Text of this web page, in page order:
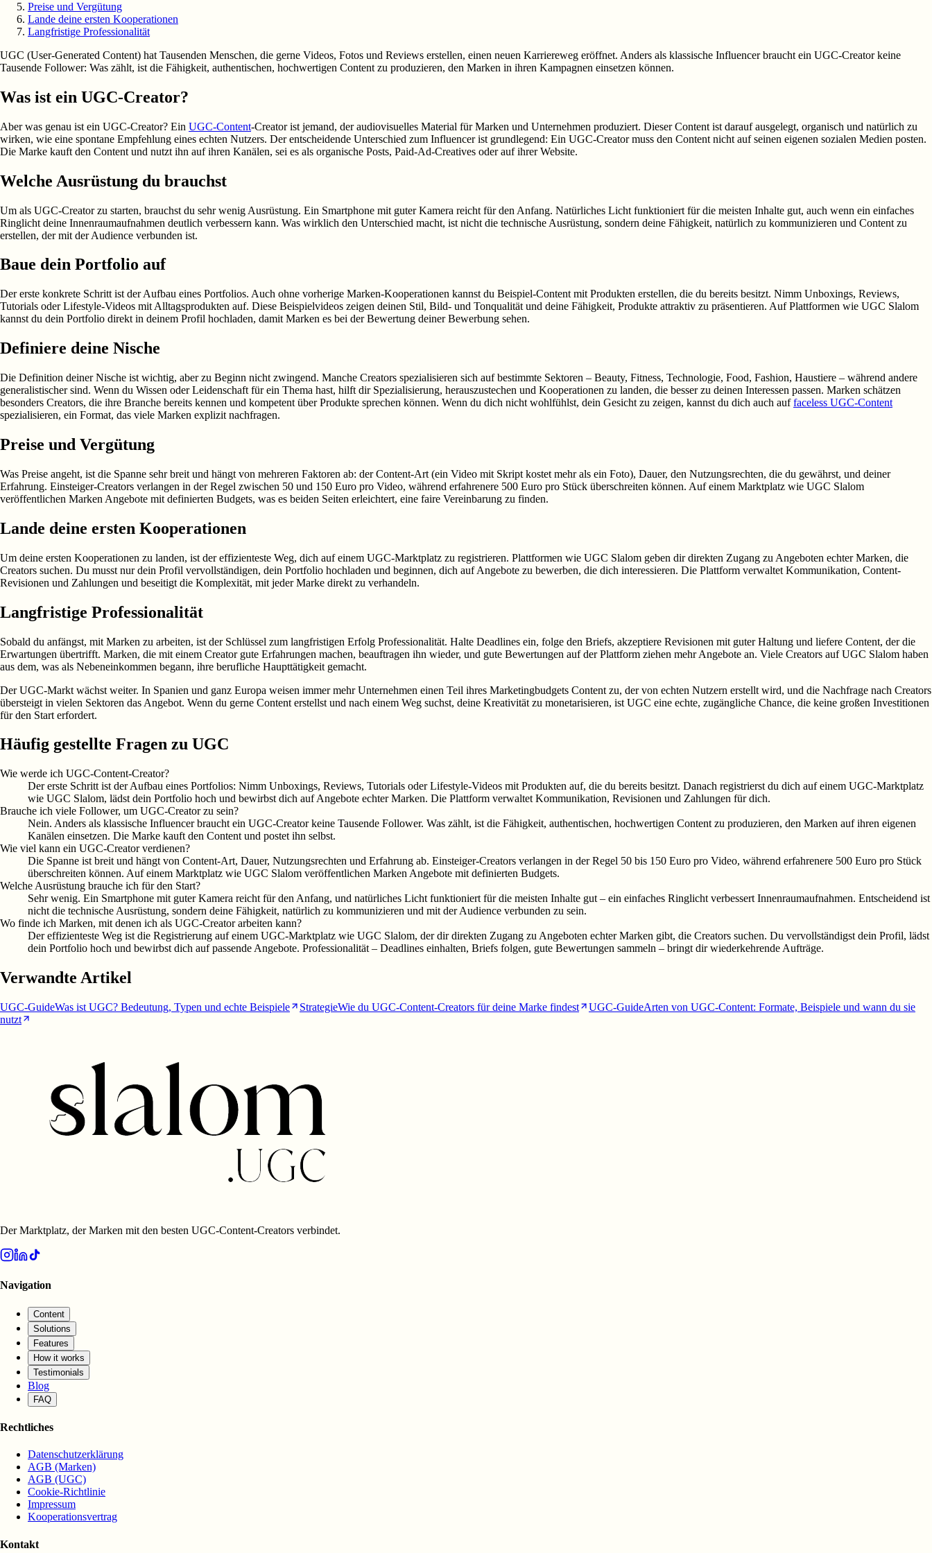
Preise und Vergütung
Lande deine ersten Kooperationen
Langfristige Professionalität
UGC (User-Generated Content) hat Tausenden Menschen, die gerne Videos, Fotos und Reviews erstellen, einen neuen Karriereweg eröffnet. Anders als klassische Influencer braucht ein UGC-Creator keine
Tausende Follower: Was zählt, ist die Fähigkeit, authentischen, hochwertigen Content zu produzieren, den Marken in ihren Kampagnen einsetzen können.
Was ist ein UGC-Creator?
Aber was genau ist ein UGC-Creator? Ein UGC-Content-Creator ist jemand, der audiovisuelles Material für Marken und Unternehmen produziert. Dieser Content ist darauf ausgelegt, organisch und natürlich zu
wirken, wie eine spontane Empfehlung eines echten Nutzers. Der entscheidende Unterschied zum Influencer ist grundlegend: Ein UGC-Creator muss den Content nicht auf seinen eigenen sozialen Medien posten.
Die Marke kauft den Content und nutzt ihn auf ihren Kanälen, sei es als organische Posts, Paid-Ad-Creatives oder auf ihrer Website.
Welche Ausrüstung du brauchst
Um als UGC-Creator zu starten, brauchst du sehr wenig Ausrüstung. Ein Smartphone mit guter Kamera reicht für den Anfang. Natürliches Licht funktioniert für die meisten Inhalte gut, auch wenn ein einfaches
Ringlicht deine Innenraumaufnahmen deutlich verbessern kann. Was wirklich den Unterschied macht, ist nicht die technische Ausrüstung, sondern deine Fähigkeit, natürlich zu kommunizieren und Content zu
erstellen, der mit der Audience verbunden ist.
Baue dein Portfolio auf
Der erste konkrete Schritt ist der Aufbau eines Portfolios. Auch ohne vorherige Marken-Kooperationen kannst du Beispiel-Content mit Produkten erstellen, die du bereits besitzt. Nimm Unboxings, Reviews,
Tutorials oder Lifestyle-Videos mit Alltagsprodukten auf. Diese Beispielvideos zeigen deinen Stil, Bild- und Tonqualität und deine Fähigkeit, Produkte attraktiv zu präsentieren. Auf Plattformen wie UGC Slalom
kannst du dein Portfolio direkt in deinem Profil hochladen, damit Marken es bei der Bewertung deiner Bewerbung sehen.
Definiere deine Nische
Die Definition deiner Nische ist wichtig, aber zu Beginn nicht zwingend. Manche Creators spezialisieren sich auf bestimmte Sektoren – Beauty, Fitness, Technologie, Food, Fashion, Haustiere – während andere
generalistischer sind. Wenn du Wissen oder Leidenschaft für ein Thema hast, hilft dir Spezialisierung, herauszustechen und Kooperationen zu landen, die besser zu deinen Interessen passen. Marken schätzen
besonders Creators, die ihre Branche bereits kennen und kompetent über Produkte sprechen können. Wenn du dich nicht wohlfühlst, dein Gesicht zu zeigen, kannst du dich auch auffaceless UGC-Content
spezialisieren, ein Format, das viele Marken explizit nachfragen.
Preise und Vergütung
Was Preise angeht, ist die Spanne sehr breit und hängt von mehreren Faktoren ab: der Content-Art (ein Video mit Skript kostet mehr als ein Foto), Dauer, den Nutzungsrechten, die du gewährst, und deiner
Erfahrung. Einsteiger-Creators verlangen in der Regel zwischen 50 und 150 Euro pro Video, während erfahrenere 500 Euro pro Stück überschreiten können. Auf einem Marktplatz wie UGC Slalom
veröffentlichen Marken Angebote mit definierten Budgets, was es beiden Seiten erleichtert, eine faire Vereinbarung zu finden.
Lande deine ersten Kooperationen
Um deine ersten Kooperationen zu landen, ist der effizienteste Weg, dich auf einem UGC-Marktplatz zu registrieren. Plattformen wie UGC Slalom geben dir direkten Zugang zu Angeboten echter Marken, die
Creators suchen. Du musst nur dein Profil vervollständigen, dein Portfolio hochladen und beginnen, dich auf Angebote zu bewerben, die dich interessieren. Die Plattform verwaltet Kommunikation, Content-
Revisionen und Zahlungen und beseitigt die Komplexität, mit jeder Marke direkt zu verhandeln.
Langfristige Professionalität
Sobald du anfängst, mit Marken zu arbeiten, ist der Schlüssel zum langfristigen Erfolg Professionalität. Halte Deadlines ein, folge den Briefs, akzeptiere Revisionen mit guter Haltung und liefere Content, der die
Erwartungen übertrifft. Marken, die mit einem Creator gute Erfahrungen machen, beauftragen ihn wieder, und gute Bewertungen auf der Plattform ziehen mehr Angebote an. Viele Creators auf UGC Slalom haben
aus dem, was als Nebeneinkommen begann, ihre berufliche Haupttätigkeit gemacht.
Der UGC-Markt wächst weiter. In Spanien und ganz Europa weisen immer mehr Unternehmen einen Teil ihres Marketingbudgets Content zu, der von echten Nutzern erstellt wird, und die Nachfrage nach Creators
übersteigt in vielen Sektoren das Angebot. Wenn du gerne Content erstellst und nach einem Weg suchst, deine Kreativität zu monetarisieren, ist UGC eine echte, zugängliche Chance, die keine großen Investitionen
für den Start erfordert.
Häufig gestellte Fragen zu UGC
Wie werde ich UGC-Content-Creator?
Der erste Schritt ist der Aufbau eines Portfolios: Nimm Unboxings, Reviews, Tutorials oder Lifestyle-Videos mit Produkten auf, die du bereits besitzt. Danach registrierst du dich auf einem UGC-Marktplatz
wie UGC Slalom, lädst dein Portfolio hoch und bewirbst dich auf Angebote echter Marken. Die Plattform verwaltet Kommunikation, Revisionen und Zahlungen für dich.
Brauche ich viele Follower, um UGC-Creator zu sein?
Nein. Anders als klassische Influencer braucht ein UGC-Creator keine Tausende Follower. Was zählt, ist die Fähigkeit, authentischen, hochwertigen Content zu produzieren, den Marken auf ihren eigenen
Kanälen einsetzen. Die Marke kauft den Content und postet ihn selbst.
Wie viel kann ein UGC-Creator verdienen?
Die Spanne ist breit und hängt von Content-Art, Dauer, Nutzungsrechten und Erfahrung ab. Einsteiger-Creators verlangen in der Regel 50 bis 150 Euro pro Video, während erfahrenere 500 Euro pro Stück
überschreiten können. Auf einem Marktplatz wie UGC Slalom veröffentlichen Marken Angebote mit definierten Budgets.
Welche Ausrüstung brauche ich für den Start?
Sehr wenig. Ein Smartphone mit guter Kamera reicht für den Anfang, und natürliches Licht funktioniert für die meisten Inhalte gut – ein einfaches Ringlicht verbessert Innenraumaufnahmen. Entscheidend ist
nicht die technische Ausrüstung, sondern deine Fähigkeit, natürlich zu kommunizieren und mit der Audience verbunden zu sein.
Wo finde ich Marken, mit denen ich als UGC-Creator arbeiten kann?
Der effizienteste Weg ist die Registrierung auf einem UGC-Marktplatz wie UGC Slalom, der dir direkten Zugang zu Angeboten echter Marken gibt, die Creators suchen. Du vervollständigst dein Profil, lädst
dein Portfolio hoch und bewirbst dich auf passende Angebote. Professionalität – Deadlines einhalten, Briefs folgen, gute Bewertungen sammeln – bringt dir wiederkehrende Aufträge.
Verwandte Artikel
UGC-GuideWas ist UGC? Bedeutung, Typen und echte Beispiele StrategieWie du UGC-Content-Creators für deine Marke findest UGC-GuideArten von UGC-Content: Formate, Beispiele und wann du sie
nutzt
Der Marktplatz, der Marken mit den besten UGC-Content-Creators verbindet.
Navigation
Content
Solutions
Features
How it works
Testimonials
Blog
FAQ
Rechtliches
Datenschutzerklärung
AGB (Marken)
AGB (UGC)
Cookie-Richtlinie
Impressum
Kooperationsvertrag
Kontakt